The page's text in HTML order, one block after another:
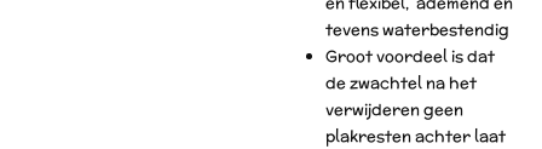
tevens waterbestendig
Groot voordeel is dat
de zwachtel na het
verwijderen geen
plakresten achter laat